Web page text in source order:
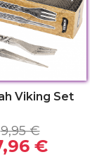
Viking Set
9,95 €
€